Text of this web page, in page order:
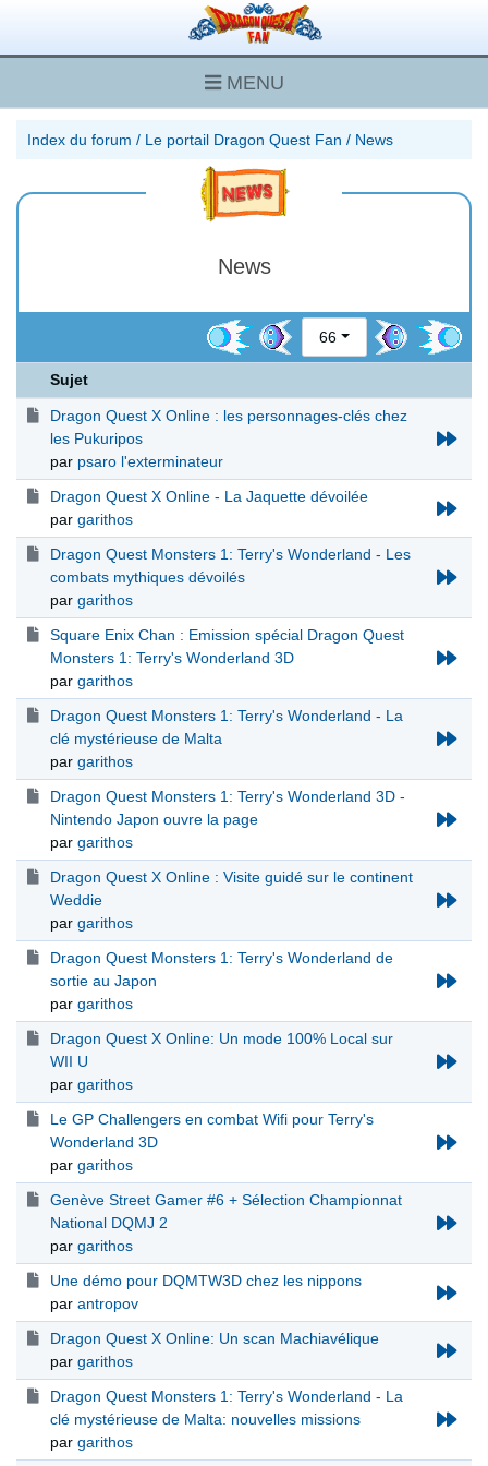
MENU
Index du forum / Le portail Dragon Quest Fan / News
News
66
Sujet
Dragon Quest X Online : les personnages-clés chez
les Pukuripos
par psaro l'exterminateur
Dragon Quest X Online - La Jaquette dévoilée
par garithos
Dragon Quest Monsters 1: Terry's Wonderland - Les
combats mythiques dévoilés
par garithos
Square Enix Chan : Emission spécial Dragon Quest
Monsters 1: Terry's Wonderland 3D
par garithos
Dragon Quest Monsters 1: Terry's Wonderland - La
clé mystérieuse de Malta
par garithos
Dragon Quest Monsters 1: Terry's Wonderland 3D -
Nintendo Japon ouvre la page
par garithos
Dragon Quest X Online : Visite guidé sur le continent
Weddie
par garithos
Dragon Quest Monsters 1: Terry's Wonderland de
sortie au Japon
par garithos
Dragon Quest X Online: Un mode 100% Local sur
WII U
par garithos
Le GP Challengers en combat Wifi pour Terry's
Wonderland 3D
par garithos
Genève Street Gamer #6 + Sélection Championnat
National DQMJ 2
par garithos
Une démo pour DQMTW3D chez les nippons
par antropov
Dragon Quest X Online: Un scan Machiavélique
par garithos
Dragon Quest Monsters 1: Terry's Wonderland - La
clé mystérieuse de Malta: nouvelles missions
par garithos